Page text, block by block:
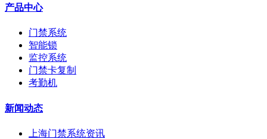
产品中心
门禁系统
智能锁
监控系统
门禁卡复制
考勤机
新闻动态
上海门禁系统资讯